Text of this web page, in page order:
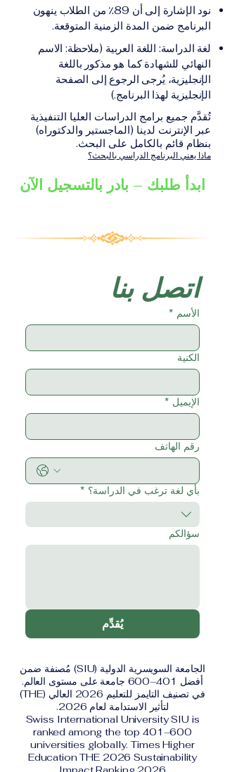
الإلكترونيقد يُطلب تقديم
مستندات إضافية حسب
البرنامج والمؤسسة التعليمية
الأكاديمية المناسبة للبرنامج،
والتي تصدر عن المؤسسة
التعليمية المسؤولة عن تقديم
البرنامج ضمن شبكة VBNN
Smart Education Group.
نود الإشارة إلى أن 89٪ من الطلاب ينهون
البرنامج ضمن المدة الزمنية المتوقعة.
لغة الدراسة: اللغة العربية (ملاحظة: الاسم
النهائي للشهادة كما هو مذكور باللغة
الإنجليزية، يُرجى الرجوع إلى الصفحة
الإنجليزية لهذا البرنامج.)
تُقدَّم جميع برامج الدراسات العليا التنفيذية
عبر الإنترنت لدينا (الماجستير والدكتوراه)
بنظام قائم بالكامل على البحث.
ماذا يعني البرنامج الدراسي بالبحث؟
ابدأ طلبك – بادر بالتسجيل الآن
اتصل بنا
الأسم *
الكنية
الإيميل *
رقم الهاتف
بأي لغة ترغب في الدراسة؟ *
سؤالكم
يُقدِّم
الجامعة السويسرية الدولية (SIU) مُصنفة ضمن
أفضل 401–600 جامعة على مستوى العالم.
في تصنيف التايمز للتعليم 2026 العالي (THE)
لتأثير الاستدامة لعام 2026.
Swiss International University SIU is
ranked among the top 401–600
universities globally. Times Higher
Education THE 2026 Sustainability